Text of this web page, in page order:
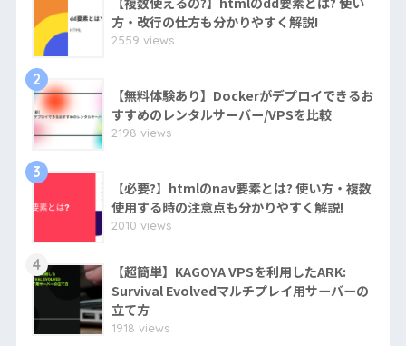
方・改行の仕方も分かりやすく解説!
2559 views
2
【無料体験あり】Dockerがデプロイできるお
すすめのレンタルサーバー/VPSを比較
2198 views
3
【必要?】htmlのnav要素とは? 使い方・複数
使用する時の注意点も分かりやすく解説!
2010 views
4
【超簡単】KAGOYA VPSを利用したARK:
Survival Evolvedマルチプレイ用サーバーの
立て方
1918 views